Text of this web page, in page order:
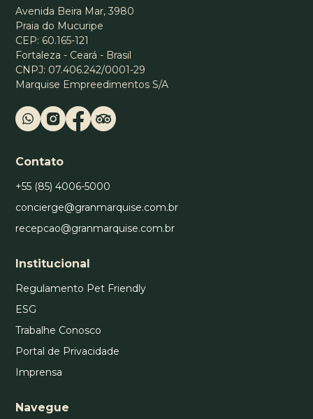
Avenida Beira Mar, 3980
Praia do Mucuripe
CEP: 60.165-121
Fortaleza - Ceará - Brasil
CNPJ: 07.406.242/0001-29
Marquise Empreedimentos S/A
Contato
+55 (85) 4006-5000
concierge@granmarquise.com.br
recepcao@granmarquise.com.br
Institucional
Regulamento Pet Friendly
ESG
Trabalhe Conosco
Portal de Privacidade
Imprensa
Navegue